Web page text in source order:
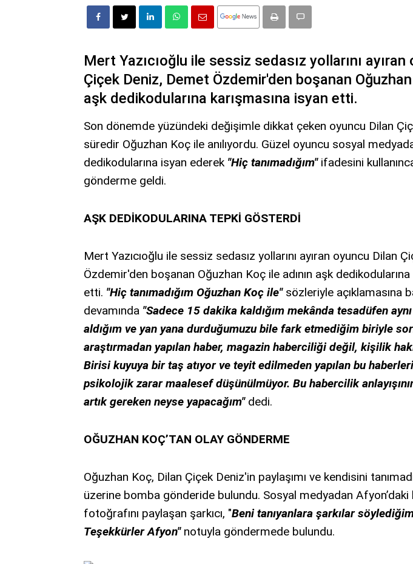
Mert Yazıcıoğlu ile sessiz sedasız yollarını
Çiçek Deniz, Demet Özdemir'den boşanan Oğuzhan
aşk dedikodularına karışmasına isyan etti.
Son dönemde yüzündeki değişimle dikkat çeken oyuncu Dilan
süredir Oğuzhan Koç ile anılıyordu. Güzel oyuncu sosyal
dedikodularına isyan ederek "Hiç tanımadığım"ifadesini
gönderme geldi.
AŞK DEDİKODULARINA TEPKİ GÖSTERDİ
Mert Yazıcıoğlu ile sessiz sedasız yollarını ayıran oyuncu Dilan
Özdemir'den boşanan Oğuzhan Koç ile adının aşk dedikodularına
etti. "Hiç tanımadığım Oğuzhan Koç ile"sözleriyle açıklamasına
devamında "Sadece 15 dakika kaldığım mekânda tesadüfen
aldığım ve yan yana durduğumuzu bile fark etmediğim biriyle
araştırmadan yapılan haber, magazin haberciliği değil, kişilik
Birisi kuyuya bir taş atıyor ve teyit edilmeden yapılan bu
psikolojik zarar maalesef düşünülmüyor. Bu habercilik
artık gereken neyse yapacağım"dedi.
OĞUZHAN KOÇ’TAN OLAY GÖNDERME
Oğuzhan Koç, Dilan Çiçek Deniz'in paylaşımı ve kendisini
üzerine bomba gönderide bulundu. Sosyal medyadan Afyon’daki
fotoğrafını paylaşan şarkıcı, "Beni tanıyanlara şarkılar
Teşekkürler Afyon"notuyla göndermede bulundu.